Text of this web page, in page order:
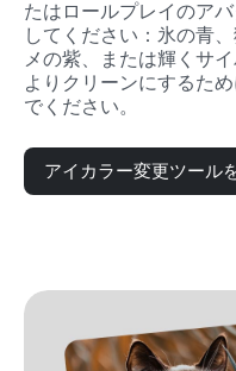
たはロールプレイのア
してください：氷の青
メの紫、または輝くサ
よりクリーンにするた
でください。
アイカラー変更ツール